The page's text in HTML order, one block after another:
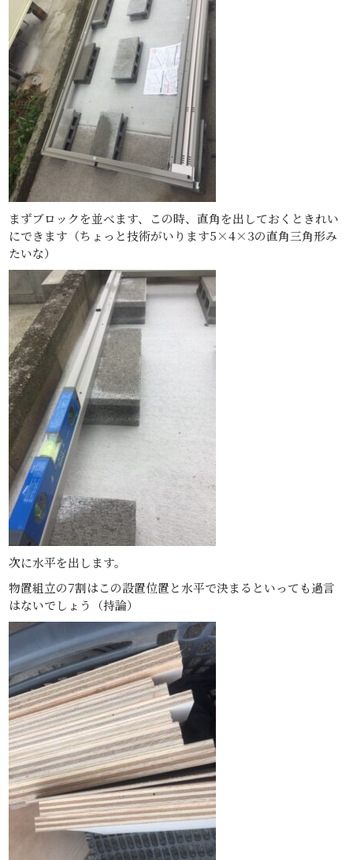
まずブロックを並べます、この時、直角を出しておくときれい
にできます（ちょっと技術がいります5×4×3の直角三角形み
たいな）
次に水平を出します。
物置組立の7割はこの設置位置と水平で決まるといっても過言
はないでしょう（持論）